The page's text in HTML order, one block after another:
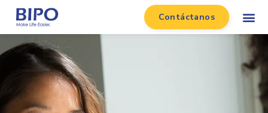
Contáctanos